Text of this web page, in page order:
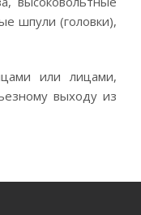
шпули (головки),
или лицами,
выходу из